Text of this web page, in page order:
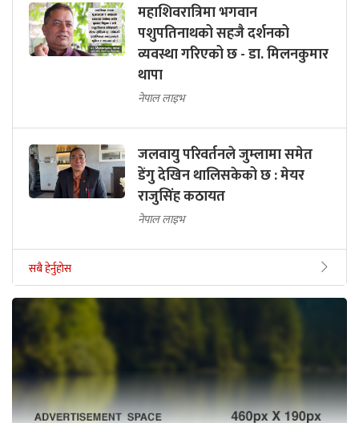
महाशिवरात्रिमा भगवान
पशुपतिनाथको सहजै दर्शनको
व्यवस्था गरिएको छ - डा. मिलनकुमार
थापा
नेपाल लाइभ
जलवायु परिवर्तनले जुम्लामा समेत
डेंगु देखिन थालिसकेको छ : मेयर
राजुसिंह कठायत
नेपाल लाइभ
सबै हेर्नुहोस